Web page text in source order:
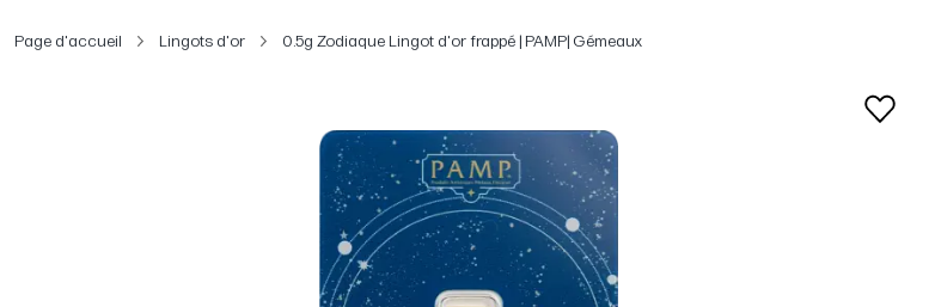
Page d'accueil Lingots d'or 0.5g Zodiaque Lingot d'or frappé | PAMP| Gémeaux